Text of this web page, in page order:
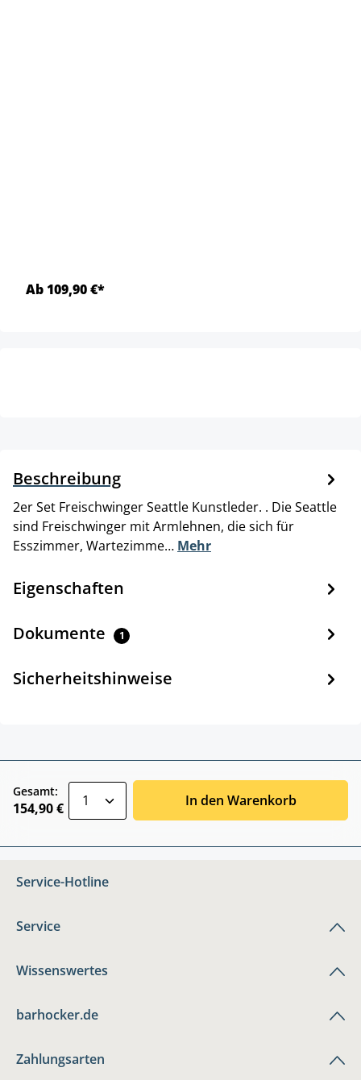
Ab 109,90 €*
Beschreibung
2er Set Freischwinger Seattle Kunstleder. . Die Seattle
sind Freischwinger mit Armlehnen, die sich für
Esszimmer, Wartezimme… Mehr
Eigenschaften
Dokumente 1
Sicherheitshinweise
Gesamt:
154,90 € In den Warenkorb
Service-Hotline
Service
Wissenswertes
barhocker.de
Zahlungsarten